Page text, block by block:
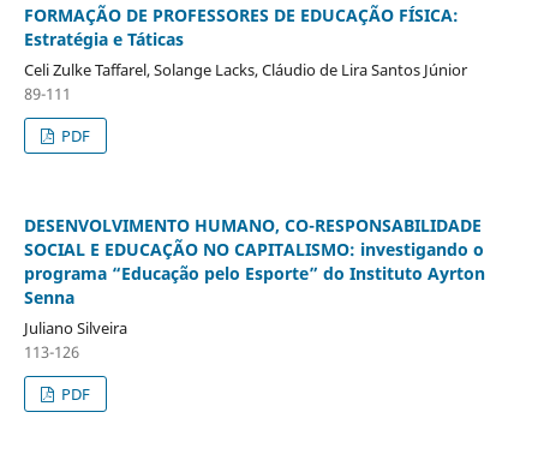
FORMAÇÃO DE PROFESSORES DE EDUCAÇÃO FÍSICA:
Estratégia e Táticas
Celi Zulke Taffarel, Solange Lacks, Cláudio de Lira Santos Júnior
89-111
PDF
DESENVOLVIMENTO HUMANO, CO-RESPONSABILIDADE
SOCIAL E EDUCAÇÃO NO CAPITALISMO: investigando o
programa “Educação pelo Esporte” do Instituto Ayrton
Senna
Juliano Silveira
113-126
PDF